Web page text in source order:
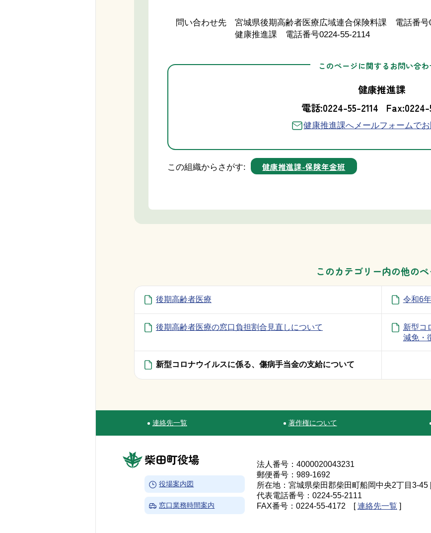
問い合わせ先 宮城県後期高齢者医療広域連合保険料課 電話番号
健康推進課 電話番号0224-55-2114
このページに関するお問い合
健康推進課
電話:0224-55-2114
Fax:0224-
健康推進課へメールフォームで
この組織からさがす: 健康推進課-保険年金班
このカテゴリー内の他の
後期高齢者医療 令和6
後期高齢者医療の窓口負担割合見直しについて
新型コ
減免・
新型コロナウイルスに係る、傷病手当金の支給について
Site Navigation
連絡先一覧 著作権について
柴田町役場
→
役場案内図
→
窓口業務時間案内
法人番号：4000020043231
郵便番号：989-1692
所在地：宮城県柴田郡柴田町船岡中央2丁目3-45
代表電話番号：0224-55-2111
FAX番号：0224-55-4172 [連絡先一覧 ]